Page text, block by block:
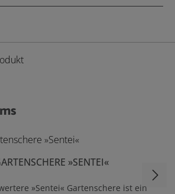
»SENTEI«
»Sentei« Gartenschere ist ein